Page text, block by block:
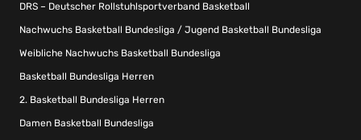
DRS – Deutscher Rollstuhlsportverband Basketball
Nachwuchs Basketball Bundesliga / Jugend Basketball Bundesliga
Weibliche Nachwuchs Basketball Bundesliga
Basketball Bundesliga Herren
2. Basketball Bundesliga Herren
Damen Basketball Bundesliga